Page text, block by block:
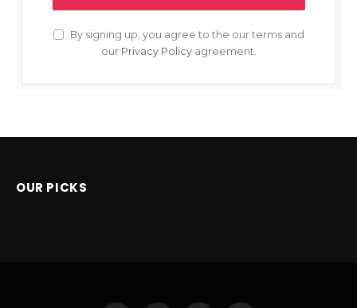
By signing up, you agree to the our terms and
our Privacy Policy agreement.
OUR PICKS